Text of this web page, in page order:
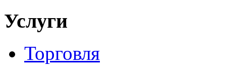
Услуги
Торговля